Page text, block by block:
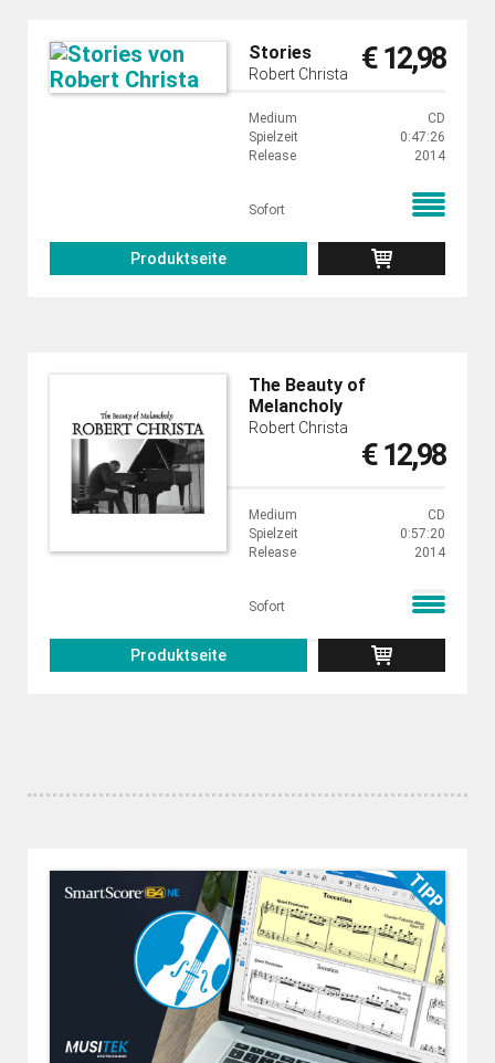
Stories
Robert Christa € 12,98
Medium
CD
Spielzeit
0:47:26
Release
2014
Sofort
Produktseite
The Beauty of
Melancholy
Robert Christa
€ 12,98
Medium
CD
Spielzeit
0:57:20
Release
2014
Sofort
Produktseite